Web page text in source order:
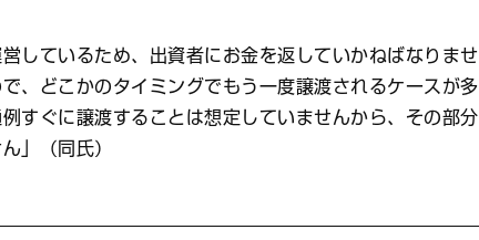
ているため、出資者にお金を返していかねばなりませ
、どこかのタイミングでもう一度譲渡されるケースが多
すぐに譲渡することは想定していませんから、その部分
」（同氏）